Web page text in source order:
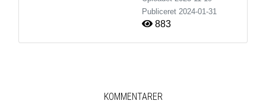
Publiceret 2024-01-31
883
KOMMENTARER